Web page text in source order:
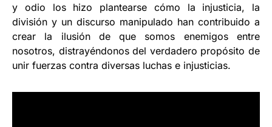
y odio los hizo plantearse cómo la injusticia, la
división y un discurso manipulado han contribuido a
crear la ilusión de que somos enemigos entre
nosotros, distrayéndonos del verdadero propósito de
unir fuerzas contra diversas luchas e injusticias.